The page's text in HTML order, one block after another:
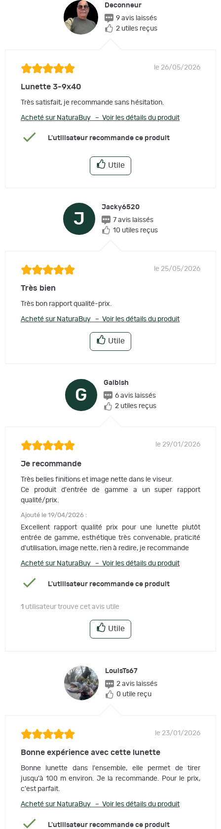
Deconneur
9 avis laissés
2 utiles reçus
le 26/05/2026
Lunette 3-9x40
Très satisfait, je recommande sans hésitation.
Acheté sur NaturaBuy – Voir les détails du produit
L'utilisateur recommande ce produit
Utile
J
Jacky6520
7 avis laissés
10 utiles reçus
le 25/05/2026
Très bien
Très bon rapport qualité-prix.
Acheté sur NaturaBuy – Voir les détails du produit
Utile
G
Galbish
6 avis laissés
2 utiles reçus
le 29/01/2026
Je recommande
Très belles finitions et image nette dans le viseur.
Ce produit d'entrée de gamme a un super rapport
qualité/prix.
Ajouté le 19/04/2026 :
Excellent rapport qualité prix pour une lunette plutôt
entrée de gamme, esthétique très convenable, praticité
d'utilisation, image nette, rien à redire, je recommande
Acheté sur NaturaBuy – Voir les détails du produit
L'utilisateur recommande ce produit
1 utilisateur trouve cet avis utile
Utile
LouisTs67
2 avis laissés
0 utile reçu
le 23/01/2026
Bonne expérience avec cette lunette
Bonne lunette dans l'ensemble, elle permet de tirer
jusqu'à 100 m environ. Je la recommande. Pour le prix,
c'est parfait.
Acheté sur NaturaBuy – Voir les détails du produit
L'utilisateur recommande ce produit